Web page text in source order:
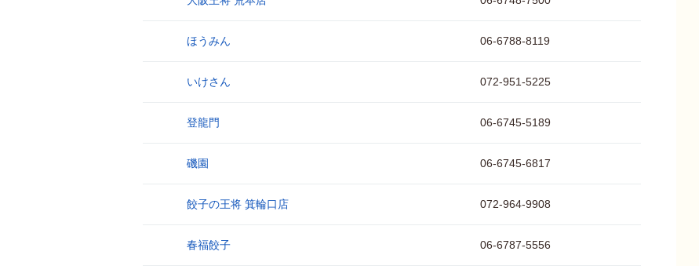
ほうみん 06-6788-8119
いけさん 072-951-5225
登龍門 06-6745-5189
磯園 06-6745-6817
餃子の王将 箕輪口店 072-964-9908
春福餃子 06-6787-5556